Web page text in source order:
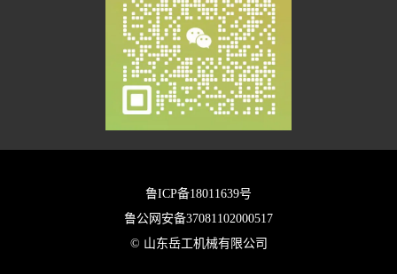
鲁ICP备18011639号
鲁公网安备37081102000517
© 山东岳工机械有限公司